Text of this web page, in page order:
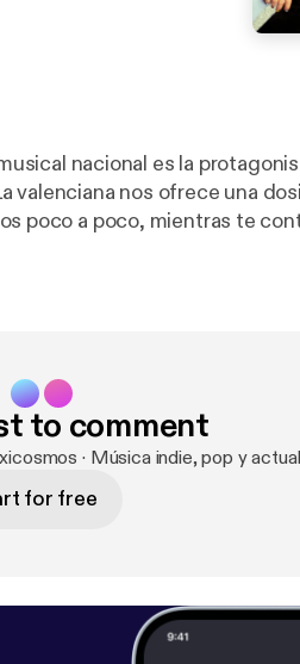
nacional es la protagonista.
valenciana nos ofrece una
poco a poco, mientras te
La 126, Estela Gris,
to comment
· Música indie, pop y
for free